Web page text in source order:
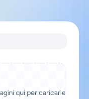
qui per caricarle